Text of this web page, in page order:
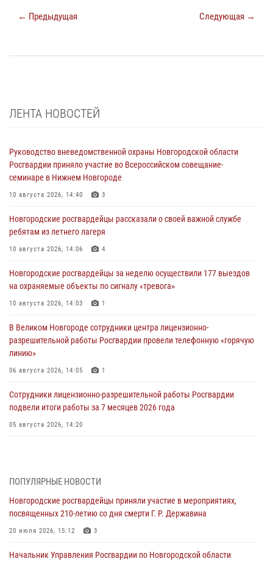
← Предыдущая Следующая →
ЛЕНТА НОВОСТЕЙ
Руководство вневедомственной охраны Новгородской области
Росгвардии приняло участие во Всероссийском совещание-
семинаре в Нижнем Новгороде
10 августа 2026, 14:40 3
Новгородские росгвардейцы рассказали о своей важной службе
ребятам из летнего лагеря
10 августа 2026, 14:06 4
Новгородские росгвардейцы за неделю осуществили 177 выездов
на охраняемые объекты по сигналу «тревога»
10 августа 2026, 14:03 1
В Великом Новгороде сотрудники центра лицензионно-
разрешительной работы Росгвардии провели телефонную «горячую
линию»
06 августа 2026, 14:05 1
Сотрудники лицензионно-разрешительной работы Росгвардии
подвели итоги работы за 7 месяцев 2026 года
05 августа 2026, 14:20
Телесюжет в программе "Вести. Великий Новгород" (ГТРК "Славия")
от 05 июля 2026 года. Росгвардейцы принимают участие в приемке
05 августа 2026, 10:21 1
ПОПУЛЯРНЫЕ НОВОСТИ
Новгородские росгвардейцы приняли участие в мероприятиях,
посвященных 210-летию со дня смерти Г. Р. Державина
20 июля 2026, 15:12 3
Начальник Управления Росгвардии по Новгородской области